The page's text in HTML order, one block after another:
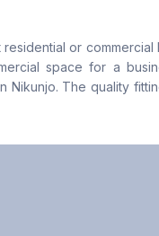
5
space for a
Nikunjo. The quality